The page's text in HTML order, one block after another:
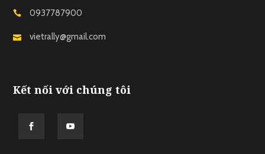
0937787900
vietrally@gmail.com
Kết nối với chúng tôi